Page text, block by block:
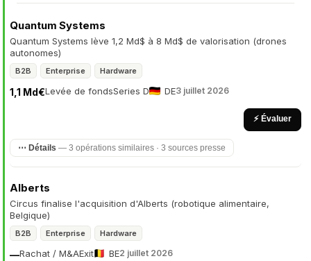
Quantum Systems
Quantum Systems lève 1,2 Md$ à 8 Md$ de valorisation (drones
autonomes)
B2B Enterprise Hardware
Levée de fonds
1,1 Md€ Series D DE3 juillet 2026
⚡ Évaluer
⋯ Détails — 3 opérations similaires · 3 sources presse
Alberts
Circus finalise l'acquisition d'Alberts (robotique alimentaire,
Belgique)
B2B Enterprise Hardware
Rachat / M&A
— Exit BE2 juillet 2026